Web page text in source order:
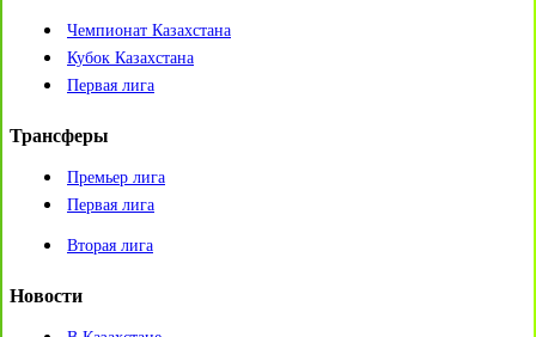
Чемпионат Казахстана
Кубок Казахстана
Первая лига
Трансферы
Премьер лига
Первая лига
Вторая лига
Новости